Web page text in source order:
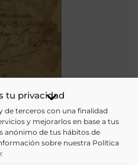
tu privacidad
de terceros con una finalidad
y mejorarlos en base a tus
anónimo de tus hábitos de
sobre nuestra Política
criolla